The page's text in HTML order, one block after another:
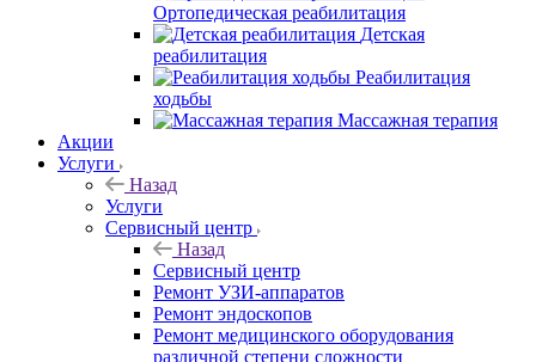
Ортопедическая реабилитация
Детская
реабилитация
Реабилитация
ходьбы
Массажная терапия
Акции
Услуги
Назад
Услуги
Сервисный центр
Назад
Сервисный центр
Ремонт УЗИ-аппаратов
Ремонт эндоскопов
Ремонт медицинского оборудования
различной степени сложности